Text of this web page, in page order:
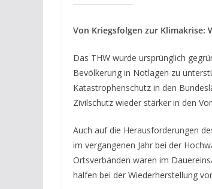
Von Kriegsfolgen zur Klimakrise:
Das THW wurde ursprünglich
Bevölkerung in Notlagen zu
Katastrophenschutz in den
Zivilschutz wieder stärker in den
Auch auf die Herausforderungen
im vergangenen Jahr bei der
Ortsverbänden waren im
halfen bei der Wiederherstellung